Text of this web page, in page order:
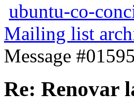
ubuntu-co-
Mailing list
Message #01595
Re: Renovar